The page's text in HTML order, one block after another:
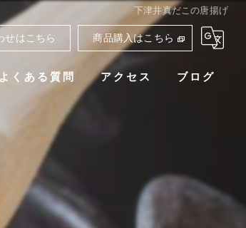
下津井真だこの唐揚げ
せはこちら 商品購入はこちら
よくある質問 アクセス ブログ